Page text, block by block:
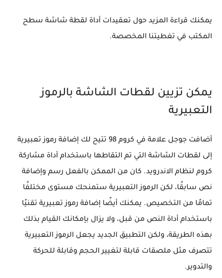
يمكنك قراءة المزيد حول تعقيدات أداة لقطة شاشة سطح
المكتب في تغطيتنا المخصصة.
يمكن تزيين لقطات الشاشة بالرموز
التعبيرية
أضافت جوجل علامة في كروم 98 تتيح لك إضافة رموز تعبيرية
إلى لقطات الشاشة التي تم التقاطها باستخدام أداة مشاركة
كروم لنظام الاندرويد. كان من الممكن بالفعل رسم وإضافة
نص سابقًا، لكن الرموز التعبيرية ستمنحك مستوى مختلفًا
تمامًا من التخصيص. يمكنك أيضًا إضافة رموز تعبيرية تقنيًا
باستخدام أداة النص من قبل، ولا يزال بإمكانك القيام بذلك
بهذه الطريقة، ولكن التطبيق الجديد يجعل الرموز التعبيرية
تتصرف مثل ملصقات قابلة لتغيير الحجم وقابلة للحركة
والتدوير.